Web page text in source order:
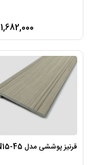
1,682,000تومان
قرنیز پوششی مدل N15-45